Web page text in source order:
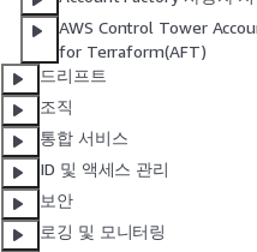
AWS Control Tower
for Terraform(AFT)
드리프트
조직
통합 서비스
ID 및 액세스 관리
보안
로깅 및 모니터링